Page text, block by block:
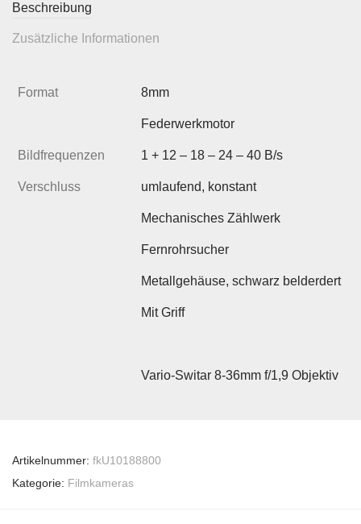
Beschreibung
Zusätzliche Informationen
Format 8mm
Federwerkmotor
Bildfrequenzen 1 + 12 – 18 – 24 – 40 B/s
Verschluss umlaufend, konstant
Mechanisches Zählwerk
Fernrohrsucher
Metallgehäuse, schwarz belderdert
Mit Griff
Vario-Switar 8-36mm f/1,9 Objektiv
Artikelnummer: fkU10188800
Kategorie: Filmkameras